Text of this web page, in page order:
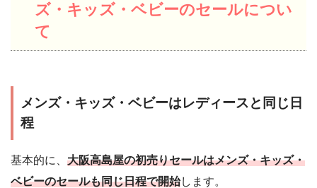
ズ・キッズ・ベビーのセールについ
て
メンズ・キッズ・ベビーはレディースと同じ日
程
基本的に、 大阪高島屋の初売りセールはメンズ・キッズ・
ベビーのセールも同じ日程で開始します。